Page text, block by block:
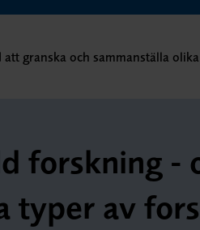
granska och sammanställa
forskning -
typer av